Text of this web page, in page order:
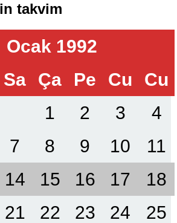
takvim
Ocak 1992
Sa Ça Pe Cu Cu
1 2 3 4
7 8 9 10 11
14 15 16 17 18
21 22 23 24 25